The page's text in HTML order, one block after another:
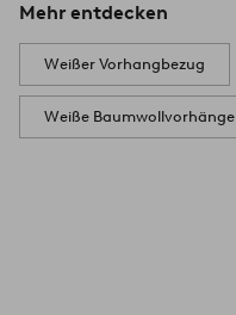
Mehr entdecken
Weißer Vorhangbezug
Weiße Baumwollvorhänge